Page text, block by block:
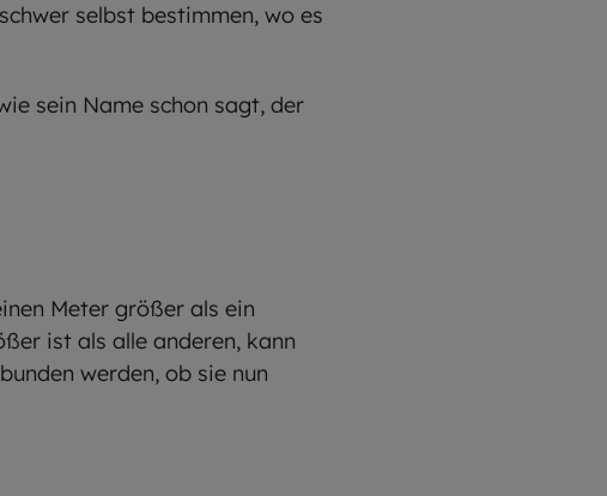
selbst bestimmen, wo es
sein Name schon sagt, der
Meter größer als ein
ist als alle anderen, kann
werden, ob sie nun